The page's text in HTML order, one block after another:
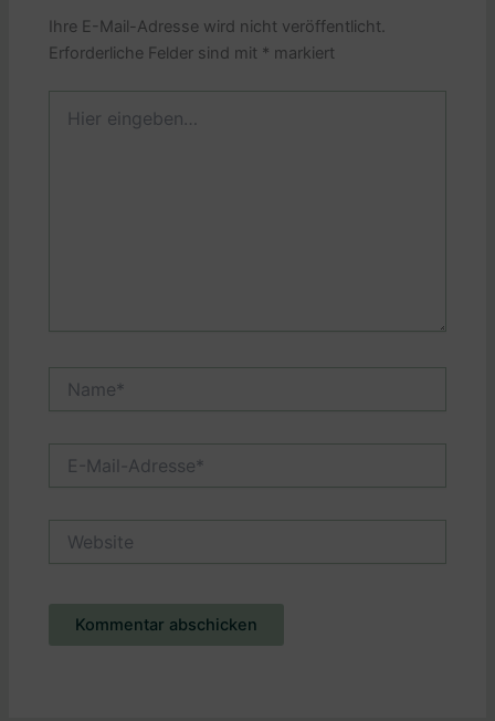
Ihre E-Mail-Adresse wird nicht veröffentlicht.
Erforderliche Felder sind mit * markiert
eingeben…
Mail-